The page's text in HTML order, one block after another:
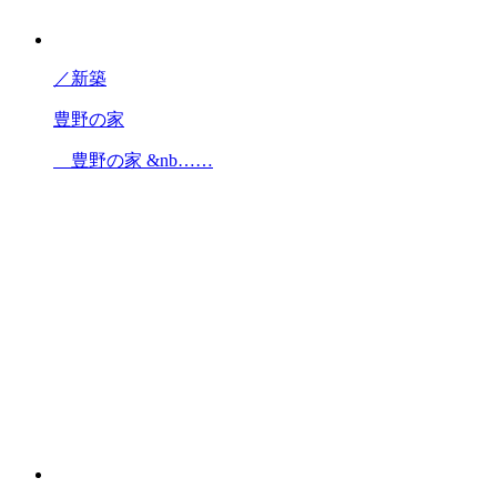
／新築
豊野の家
豊野の家 &nb……